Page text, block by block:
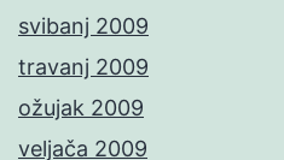
svibanj 2009
travanj 2009
ožujak 2009
veljača 2009